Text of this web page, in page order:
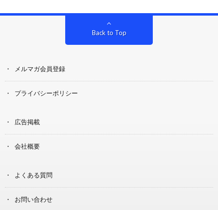
Back to Top
メルマガ会員登録
プライバシーポリシー
広告掲載
会社概要
よくある質問
お問い合わせ